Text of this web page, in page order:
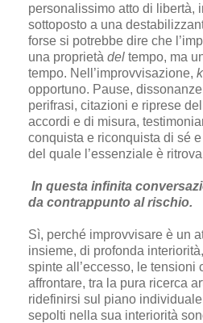
personalissimo atto di libertà,
sottoposto a una
forse si potrebbe dire che
una proprietà del tempo, ma
tempo. Nell’improvvisazione,
opportuno. Pause,
perifrasi, citazioni e riprese
accordi e di misura,
conquista e riconquista di sé
del quale l’essenziale è
In questa infinita
da contrappunto al rischio.
Sì, perché improvvisare è un
insieme, di profonda
spinte all’eccesso, le tensioni
affrontare, tra la pura ricerca
ridefinirsi sul piano
sepolti nella sua interiorità